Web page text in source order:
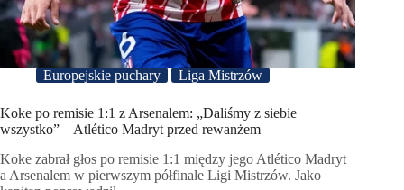
Europejskie puchary Liga Mistrzów
Koke po remisie 1:1 z Arsenalem: „Daliśmy z siebie
wszystko” – Atlético Madryt przed rewanżem
Koke zabrał głos po remisie 1:1 między jego Atlético Madryt
a Arsenalem w pierwszym półfinale Ligi Mistrzów. Jako